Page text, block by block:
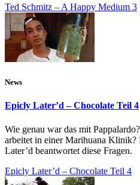
Ted Schmitz – A Happy Medium 3
News
Epicly Later’d – Chocolate Teil 4
Wie genau war das mit
arbeitet in einer Marihuana Klinik?
Later’d beantwortet diese Fragen.
Epicly Later’d – Chocolate Teil 4